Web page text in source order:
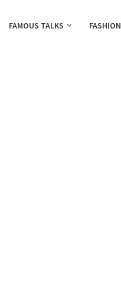
FAMOUS TALKS FASHION